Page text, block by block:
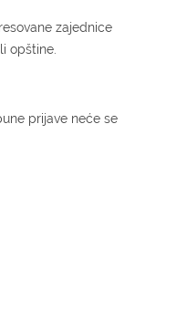
zajednice
opštine.
prijave neće se